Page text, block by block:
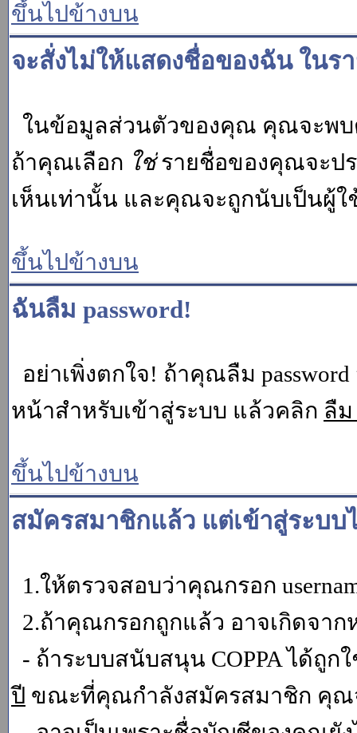
ขึ้นไปข้างบน
จะสั่งไม่ให้แสดงชื่อของฉัน ในร
ในข้อมูลส่วนตัวของคุณ คุณจะพบ
ถ้าคุณเลือก ใช่รายชื่อของคุณจะปร
เห็นเท่านั้น และคุณจะถูกนับเป็นผู้
ขึ้นไปข้างบน
ฉันลืม password!
อย่าเพิ่งตกใจ! ถ้าคุณลืม
หน้าสำหรับเข้าสู่ระบบ แล้วคลิก ลืม
ขึ้นไปข้างบน
สมัครสมาชิกแล้ว แต่เข้าสู่ระบบ
1.ให้ตรวจสอบว่าคุณกรอก
2.ถ้าคุณกรอกถูกแล้ว อาจเกิดจาก
- ถ้าระบบสนับสนุน COPPA ได้ถู
ปี ขณะที่คุณกำลังสมัครสมาชิก คุ